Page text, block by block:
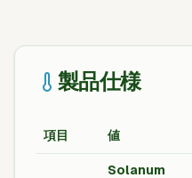
製品仕様
項目 値
Solanum